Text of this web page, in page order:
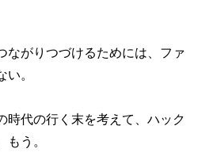
ながりつづけるためには、ファ
。
時代の行く末を考えて、ハック
う。